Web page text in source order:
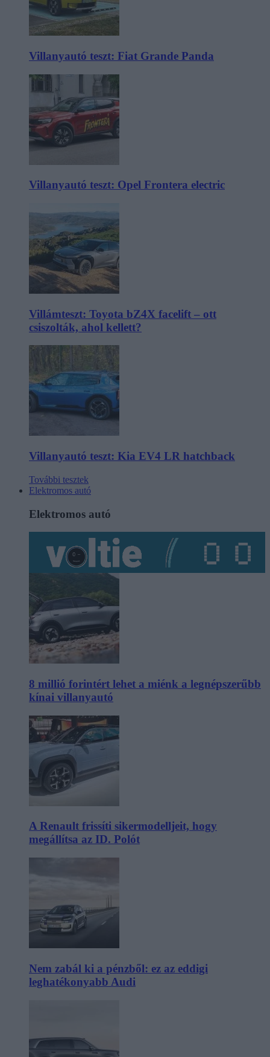
Villanyautó teszt: Fiat Grande Panda
Villanyautó teszt: Opel Frontera electric
Villámteszt: Toyota bZ4X facelift – ott
csiszolták, ahol kellett?
Villanyautó teszt: Kia EV4 LR hatchback
További tesztek
Elektromos autó
Elektromos autó
8 millió forintért lehet a miénk a legnépszerűbb
kínai villanyautó
A Renault frissíti sikermodelljeit, hogy
megállítsa az ID. Polót
Nem zabál ki a pénzből: ez az eddigi
leghatékonyabb Audi